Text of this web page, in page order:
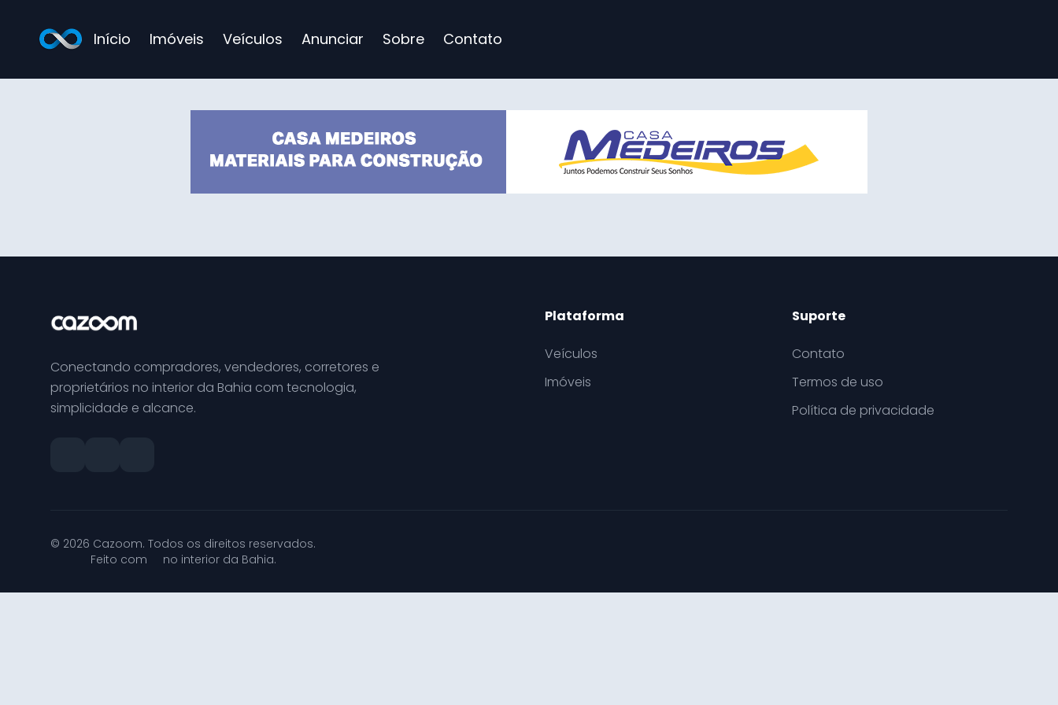
Início Imóveis Veículos Anunciar Sobre Contato
Conectando compradores, vendedores, corretores e
proprietários no interior da Bahia com tecnologia,
simplicidade e alcance.
Plataforma
Veículos
Imóveis
Suporte
Contato
Termos de uso
Política de privacidade
© 2026 Cazoom. Todos os direitos reservados.
Feito com
no interior da Bahia.